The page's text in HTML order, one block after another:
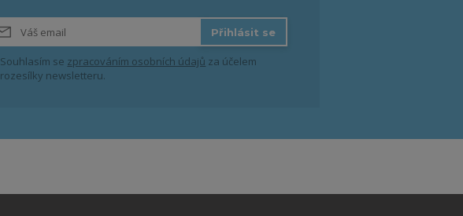
Přihlásit se
Souhlasím se zpracováním osobních údajů za účelem
rozesílky newsletteru.